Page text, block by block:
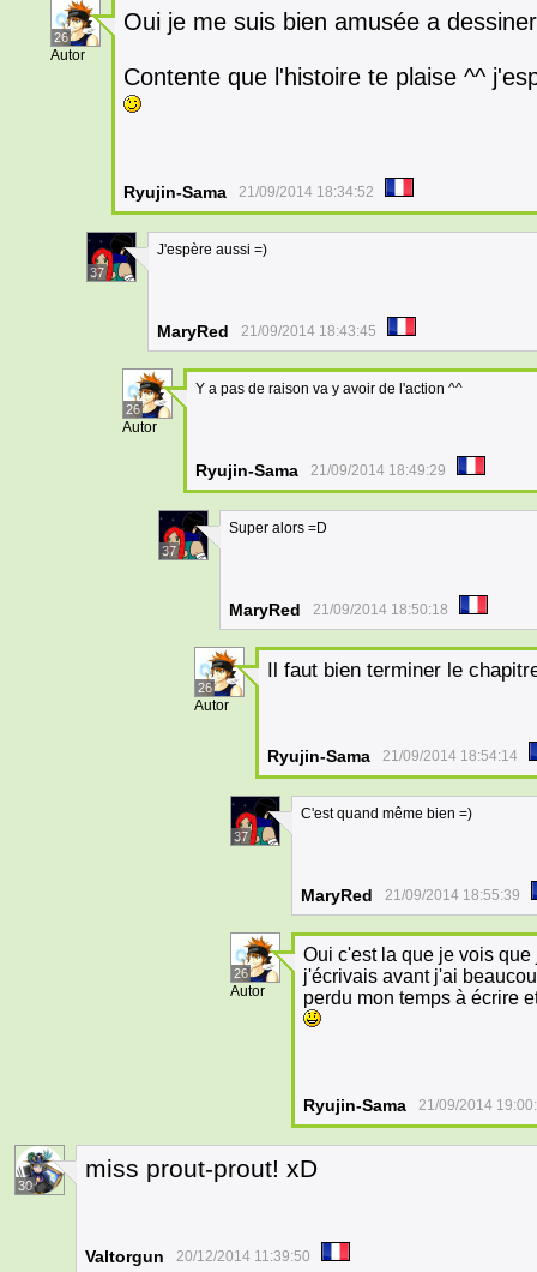
26
Autor
Oui je me suis bien amusée a
Contente que l'histoire te plaise ^^
Ryujin-Sama 21/09/2014 18:34:52
37
J'espère aussi =)
MaryRed 21/09/2014 18:43:45
26
Autor
Y a pas de raison va y avoir de l'action ^^
Ryujin-Sama 21/09/2014 18:49:29
37
Super alors =D
MaryRed 21/09/2014 18:50:18
26
Autor
Il faut bien terminer le
Ryujin-Sama 21/09/2014 18:54:14
37
C'est quand même bien =)
MaryRed 21/09/2014 18:55:39
26
Autor
Oui c'est la que je vois
j'écrivais avant j'ai
perdu mon temps à écrire
Ryujin-Sama 21/09/2014
30
miss prout-prout! xD
Valtorgun 20/12/2014 11:39:50